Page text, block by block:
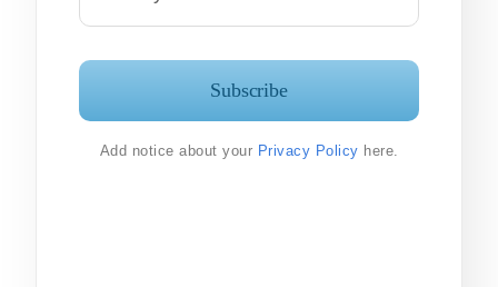
Subscribe
Add notice about your Privacy Policy here.